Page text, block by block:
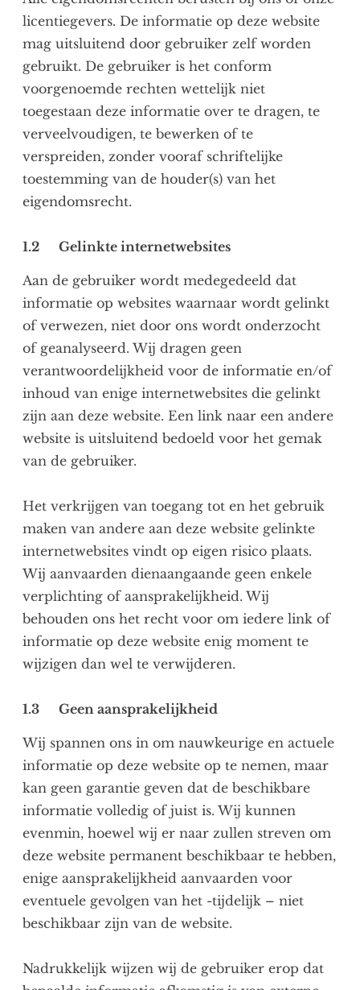
licentiegevers. De informatie op deze website
mag uitsluitend door gebruiker zelf worden
gebruikt. De gebruiker is het conform
voorgenoemde rechten wettelijk niet
toegestaan deze informatie over te dragen, te
verveelvoudigen, te bewerken of te
verspreiden, zonder vooraf schriftelijke
toestemming van de houder(s) van het
eigendomsrecht.
1.2 Gelinkte internetwebsites
Aan de gebruiker wordt medegedeeld dat
informatie op websites waarnaar wordt gelinkt
of verwezen, niet door ons wordt onderzocht
of geanalyseerd. Wij dragen geen
verantwoordelijkheid voor de informatie en/of
inhoud van enige internetwebsites die gelinkt
zijn aan deze website. Een link naar een andere
website is uitsluitend bedoeld voor het gemak
van de gebruiker.
Het verkrijgen van toegang tot en het gebruik
maken van andere aan deze website gelinkte
internetwebsites vindt op eigen risico plaats.
Wij aanvaarden dienaangaande geen enkele
verplichting of aansprakelijkheid. Wij
behouden ons het recht voor om iedere link of
informatie op deze website enig moment te
wijzigen dan wel te verwijderen.
1.3 Geen aansprakelijkheid
Wij spannen ons in om nauwkeurige en actuele
informatie op deze website op te nemen, maar
kan geen garantie geven dat de beschikbare
informatie volledig of juist is. Wij kunnen
evenmin, hoewel wij er naar zullen streven om
deze website permanent beschikbaar te hebben,
enige aansprakelijkheid aanvaarden voor
eventuele gevolgen van het -tijdelijk – niet
beschikbaar zijn van de website.
Nadrukkelijk wijzen wij de gebruiker erop dat